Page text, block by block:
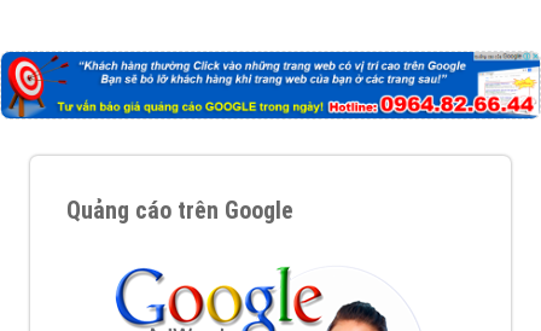
Quảng cáo trên Google